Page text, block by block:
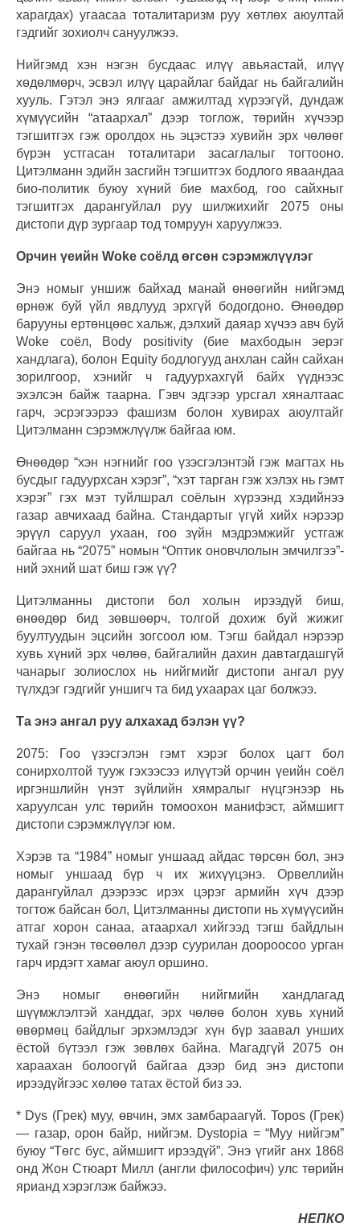
харагдах) угаасаа тоталитаризм руу хөтлөх аюултай
гэдгийг зохиолч сануулжээ.
Нийгэмд хэн нэгэн бусдаас илүү авьяастай, илүү
хөдөлмөрч, эсвэл илүү царайлаг байдаг нь байгалийн
хууль. Гэтэл энэ ялгааг амжилтад хүрээгүй, дундаж
хүмүүсийн “атаархал” дээр тоглож, төрийн хүчээр
тэгшитгэх гэж оролдох нь эцэстээ хувийн эрх чөлөөг
бүрэн устгасан тоталитари засаглалыг тогтооно.
Цитэлманн эдийн засгийн тэгшитгэх бодлого яваандаа
био-политик буюу хүний бие махбод, гоо сайхныг
тэгшитгэх дарангуйлал руу шилжихийг 2075 оны
дистопи дүр зургаар тод томруун харуулжээ.
Орчин үеийн Woke соёлд өгсөн сэрэмжлүүлэг
Энэ номыг уншиж байхад манай өнөөгийн нийгэмд
өрнөж буй үйл явдлууд эрхгүй бодогдоно. Өнөөдөр
барууны ертөнцөөс хальж, дэлхий даяар хүчээ авч буй
Woke соёл, Body positivity (бие махбодын эерэг
хандлага), болон Equity бодлогууд анхлан сайн сайхан
зорилгоор, хэнийг ч гадуурхахгүй байх үүднээс
эхэлсэн байж таарна. Гэвч эдгээр урсгал хяналтаас
гарч, эсрэгээрээ фашизм болон хувирах аюултайг
Цитэлманн сэрэмжлүүлж байгаа юм.
Өнөөдөр “хэн нэгнийг гоо үзэсгэлэнтэй гэж магтах нь
бусдыг гадуурхсан хэрэг”, “хэт тарган гэж хэлэх нь гэмт
хэрэг” гэх мэт туйлшрал соёлын хүрээнд хэдийнээ
газар авчихаад байна. Стандартыг үгүй хийх нэрээр
эрүүл саруул ухаан, гоо зүйн мэдрэмжийг устгаж
байгаа нь “2075” номын “Оптик оновчлолын эмчилгээ”-
ний эхний шат биш гэж үү?
Цитэлманны дистопи бол холын ирээдүй биш,
өнөөдөр бид зөвшөөрч, толгой дохиж буй жижиг
буултуудын эцсийн зогсоол юм. Тэгш байдал нэрээр
хувь хүний эрх чөлөө, байгалийн дахин давтагдашгүй
чанарыг золиослох нь нийгмийг дистопи ангал руу
түлхдэг гэдгийг уншигч та бид ухаарах цаг болжээ.
Та энэ ангал руу алхахад бэлэн үү?
2075: Гоо үзэсгэлэн гэмт хэрэг болох цагт бол
сонирхолтой тууж гэхээсээ илүүтэй орчин үеийн соёл
иргэншлийн үнэт зүйлийн хямралыг нүцгэнээр нь
харуулсан улс төрийн томоохон манифэст, аймшигт
дистопи сэрэмжлүүлэг юм.
Хэрэв та “1984” номыг уншаад айдас төрсөн бол, энэ
номыг уншаад бүр ч их жихүүцэнэ. Орвеллийн
дарангуйлал дээрээс ирэх цэрэг армийн хүч дээр
тогтож байсан бол, Цитэлманны дистопи нь хүмүүсийн
атгаг хорон санаа, атаархал хийгээд тэгш байдлын
тухай гэнэн төсөөлөл дээр суурилан доороосоо урган
гарч ирдэгт хамаг аюул оршино.
Энэ номыг өнөөгийн нийгмийн хандлагад
шүүмжлэлтэй ханддаг, эрх чөлөө болон хувь хүний
өвөрмөц байдлыг эрхэмлэдэг хүн бүр заавал унших
ёстой бүтээл гэж зөвлөх байна. Магадгүй 2075 он
хараахан болоогүй байгаа дээр бид энэ дистопи
ирээдүйгээс хөлөө татах ёстой биз ээ.
* Dys (Грек) муу, өвчин, эмх замбараагүй. Topos (Грек)
— газар, орон байр, нийгэм. Dystopia = “Муу нийгэм”
буюу “Төгс бус, аймшигт ирээдүй”. Энэ үгийг анх 1868
онд Жон Стюарт Милл (англи философич) улс төрийн
ярианд хэрэглэж байжээ.
НЕПКО